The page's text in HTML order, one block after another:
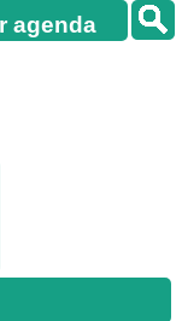
agenda